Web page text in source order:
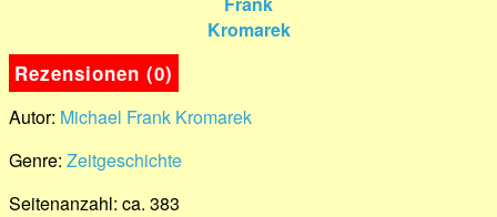
Rezensionen (0)
Autor: Michael Frank Kromarek
Genre: Zeitgeschichte
Seitenanzahl: ca. 383